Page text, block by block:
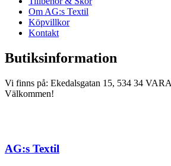
Om AG:s Textil
Köpvillkor
Kontakt
Butiksinformation
Vi finns på: Ekedalsgatan 15, 534 34 VARA
Välkommen!
AG:s Textil